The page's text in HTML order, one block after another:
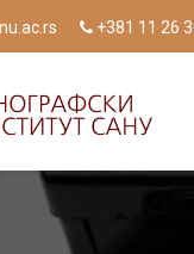
+381 11 26